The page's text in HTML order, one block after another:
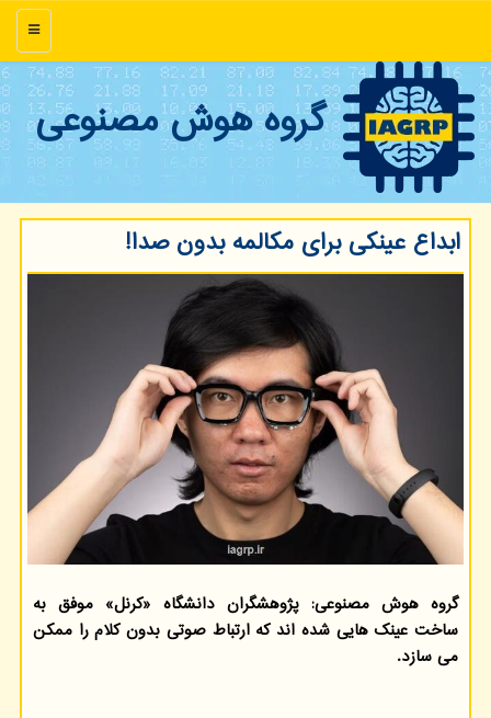
منو
گروه هوش مصنوعی
ابداع عینکی برای مکالمه بدون صدا!
گروه هوش مصنوعی: پژوهشگران دانشگاه «کرنل» موفق به
ساخت عینک هایی شده اند که ارتباط صوتی بدون کلام را ممکن
می سازد.